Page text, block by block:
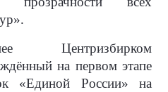
Центризбирком
на первом этапе
«Единой России» на